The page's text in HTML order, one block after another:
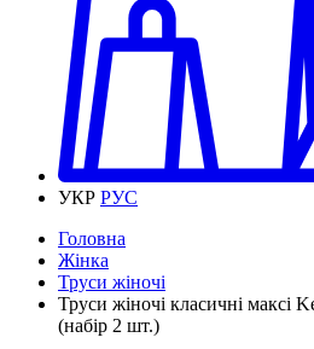
УКР РУС
Головна
Жінка
Труси жіночі
Труси жіночі класичні максі
(набір 2 шт.)